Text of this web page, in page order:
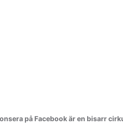
verksamhet
på Facebook är en bisarr